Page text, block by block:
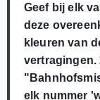
Geef bij elk
deze
kleuren van
vertragingen.
elk nummer